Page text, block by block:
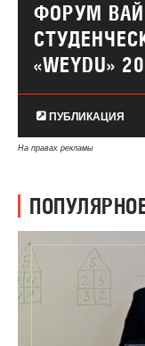
ФОРУМ
«WEYDU»
ПУБЛИКАЦИЯ
На правах рекламы